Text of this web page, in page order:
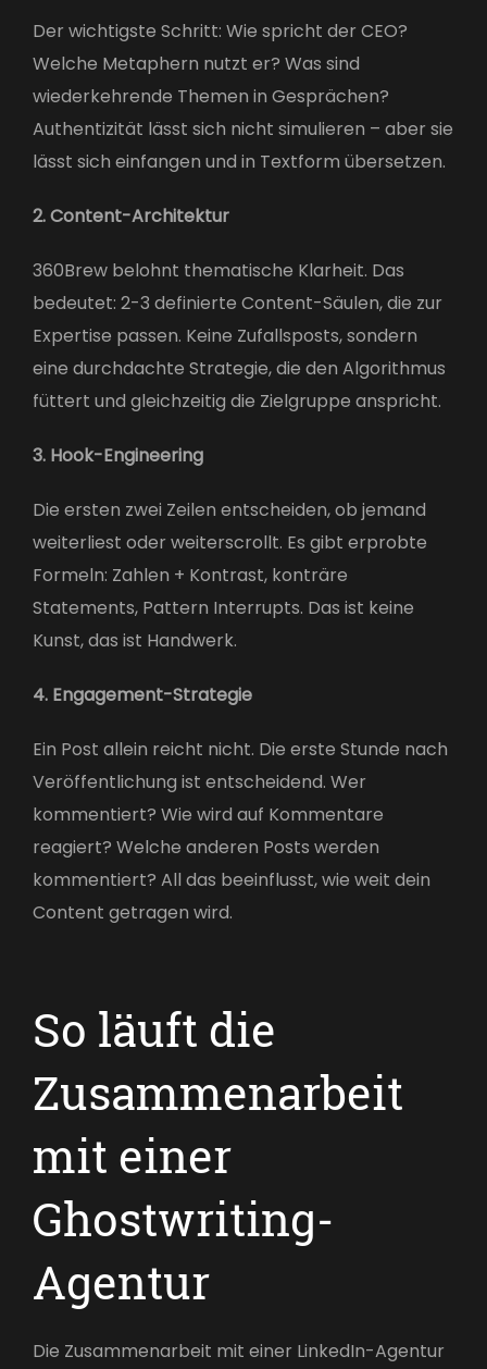
Der wichtigste Schritt: Wie spricht der CEO?
Welche Metaphern nutzt er? Was sind
wiederkehrende Themen in Gesprächen?
Authentizität lässt sich nicht simulieren – aber sie
lässt sich einfangen und in Textform übersetzen.
2. Content-Architektur
360Brew belohnt thematische Klarheit. Das
bedeutet: 2-3 definierte Content-Säulen, die zur
Expertise passen. Keine Zufallsposts, sondern
eine durchdachte Strategie, die den Algorithmus
füttert und gleichzeitig die Zielgruppe anspricht.
3. Hook-Engineering
Die ersten zwei Zeilen entscheiden, ob jemand
weiterliest oder weiterscrollt. Es gibt erprobte
Formeln: Zahlen + Kontrast, konträre
Statements, Pattern Interrupts. Das ist keine
Kunst, das ist Handwerk.
4. Engagement-Strategie
Ein Post allein reicht nicht. Die erste Stunde nach
Veröffentlichung ist entscheidend. Wer
kommentiert? Wie wird auf Kommentare
reagiert? Welche anderen Posts werden
kommentiert? All das beeinflusst, wie weit dein
Content getragen wird.
So läuft die
Zusammenarbeit
mit einer
Ghostwriting-
Agentur
Die Zusammenarbeit mit einer LinkedIn-Agentur